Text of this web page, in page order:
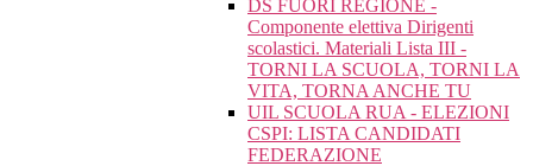
DS FUORI REGIONE -
Componente elettiva Dirigenti
scolastici. Materiali Lista III -
TORNI LA SCUOLA, TORNI LA
VITA, TORNA ANCHE TU
UIL SCUOLA RUA - ELEZIONI
CSPI: LISTA CANDIDATI
FEDERAZIONE